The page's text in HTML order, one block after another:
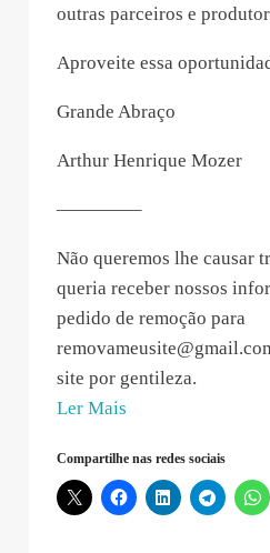
outras parceiros e
Aproveite essa
Grande Abraço
Arthur Henrique Mozer
————–
Não queremos lhe causar
queria receber nossos
pedido de remoção para
site por gentileza.
Ler Mais
Mozer
–
Compartilhe nas redes sociais